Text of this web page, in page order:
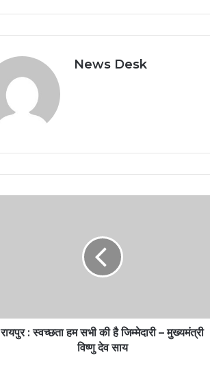
News Desk
रायपुर : स्वच्छता हम सभी की है जिम्मेदारी – मुख्यमंत्री
विष्णु देव साय